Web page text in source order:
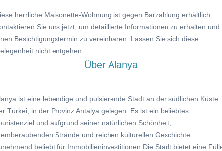
herrliche Maisonette-Wohnung ist gegen Barzahlung erhältlich.
Sie uns jetzt, um detaillierte Informationen zu erhalten und
Besichtigungstermin zu vereinbaren. Lassen Sie sich diese
nicht entgehen.
Über Alanya
ist eine lebendige und pulsierende Stadt an der südlichen Küste
Türkei, in der Provinz Antalya gelegen. Es ist ein beliebtes
und aufgrund seiner natürlichen Schönheit,
Strände und reichen kulturellen Geschichte
beliebt für Immobilieninvestitionen.Die Stadt bietet eine